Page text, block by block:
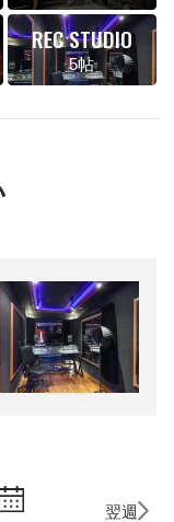
REC STUDIO
5帖
翌週